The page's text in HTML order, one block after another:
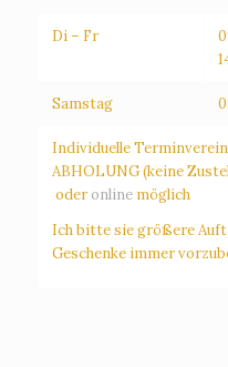
Di – Fr
Samstag
Individuelle
ABHOLUNG (keine
oder onlinemöglich
Ich bitte sie größere
Geschenke immer